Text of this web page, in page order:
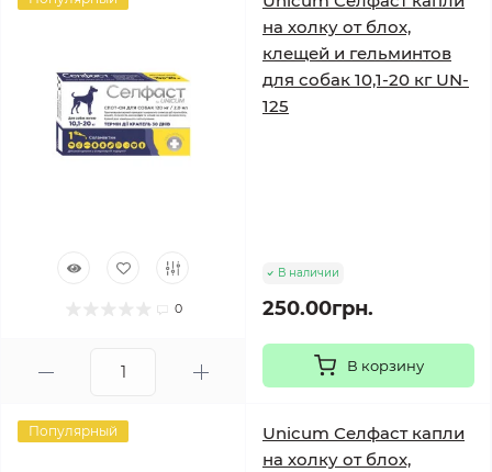
0
на холку от блох,
клещей и гельминтов
для собак 10,1-20 кг UN-
125
В наличии
250.00грн.
В корзину
Популярный
Unicum Селфаст капли
на холку от блох,